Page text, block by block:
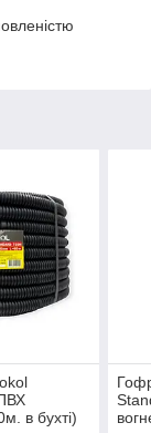
в бухті)